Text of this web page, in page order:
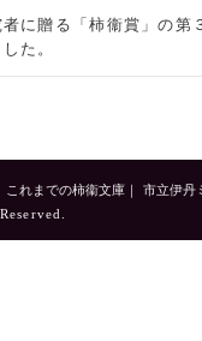
に贈る「柿衞賞」の第
た。
これまでの柿衞文庫 ｜
市立伊丹